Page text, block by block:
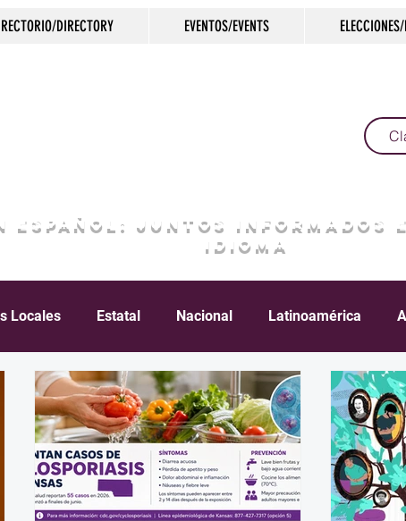
DIRECTORY EVENTOS/EVENTS
ESPAÑOL: JUNTOS INFORMADOS
IDIOMA
Locales Estatal Nacional Latinoamérica
Crimen Negocios Salud Arte & Cultura
Economía Elecciones Clima Vivienda